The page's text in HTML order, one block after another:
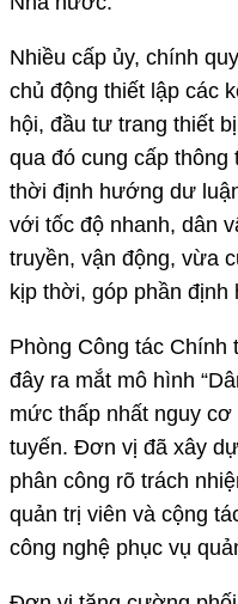
Nhiều cấp ủy, chính
chủ động thiết lập các
hội, đầu tư trang thiết
qua đó cung cấp
thời định hướng dư
với tốc độ nhanh, dân
truyền, vận động, vừa
kịp thời, góp phần
Phòng Công tác Chính
đây ra mắt mô hình
mức thấp nhất nguy
tuyến. Đơn vị đã xây
phân công rõ trách
quản trị viên và cộng
công nghệ phục vụ